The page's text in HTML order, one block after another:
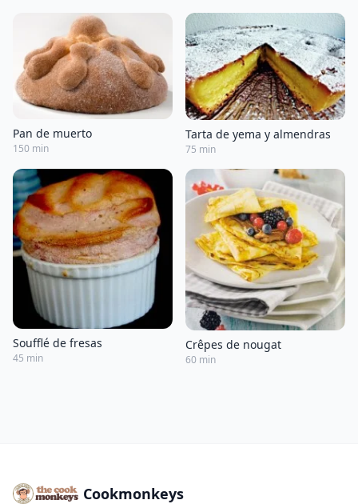
Pan de muerto
150 min
Tarta de yema y almendras
75 min
Soufflé de fresas
45 min
Crêpes de nougat
60 min
Cookmonkeys